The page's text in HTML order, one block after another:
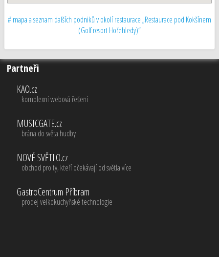
# mapa a seznam dalších podniků v okolí restaurace „Restaurace pod Kokšínem
(Golf resort Hořehledy)”
Partneři
KAO.cz
komplexní webová řešení
MUSICGATE.cz
brána do světa hudby
NOVÉ SVĚTLO.cz
obchod pro ty, kteří očekávají od světla více
GastroCentrum Příbram
prodej velkokuchyňské technologie